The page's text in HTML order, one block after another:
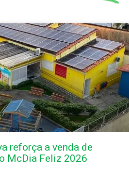
reforça a venda de
McDia Feliz 2026